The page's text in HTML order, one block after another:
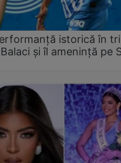
istorică în
și îl amenință pe